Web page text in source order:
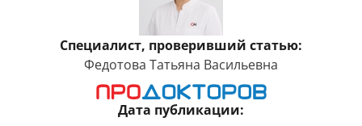
Специалист, проверивший статью:
Федотова Татьяна Васильевна
Дата публикации: